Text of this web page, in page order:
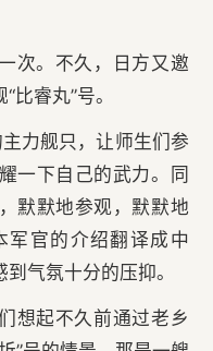
次。不久，日方又邀
比睿丸”号。
力舰只，让师生们参
一下自己的武力。同
默默地参观，默默地
军官的介绍翻译成中
气氛十分的压抑。
想起不久前通过老乡